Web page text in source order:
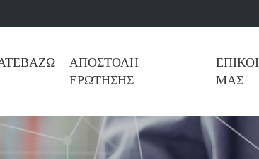
ΑΠΟΣΤΟΛΉ
ΕΡΏΤΗΣΗΣ
ΜΑΣ